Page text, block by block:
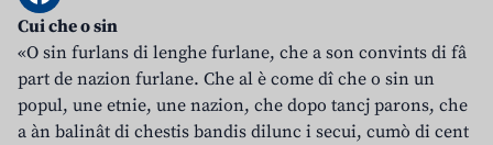
Cui che o sin
«O sin furlans di lenghe furlane, che a son convints di fâ
part de nazion furlane. Che al è come dî che o sin un
popul, une etnie, une nazion, che dopo tancj parons, che
a àn balinât di chestis bandis dilunc i secui, cumò di cent